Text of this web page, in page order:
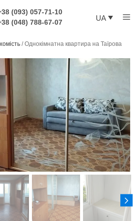
(093) 057-71-10
(048) 788-67-07
UA
/Однокімнатна квартира на Таїрова